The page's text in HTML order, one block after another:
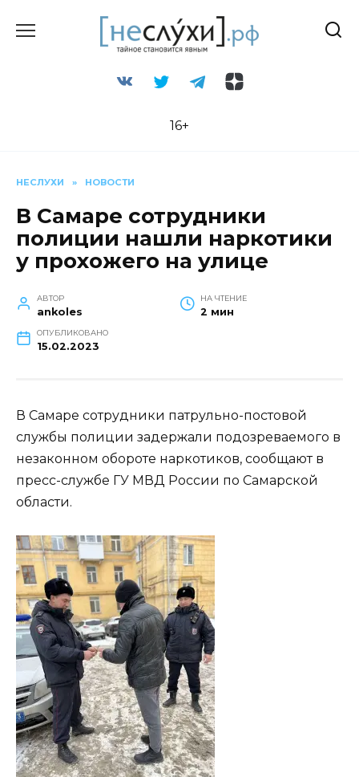
16+
НЕСЛУХИ » НОВОСТИ
В Самаре сотрудники
полиции нашли наркотики
у прохожего на улице
АВТОР
ankoles
НА ЧТЕНИЕ
2 мин
ОПУБЛИКОВАНО
15.02.2023
В Самаре сотрудники патрульно-постовой
службы полиции задержали подозреваемого в
незаконном обороте наркотиков, сообщают в
пресс-службе ГУ МВД России по Самарской
области.